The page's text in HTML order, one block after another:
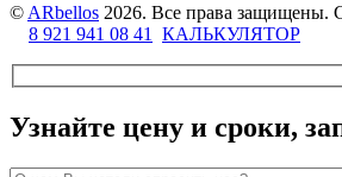
©ARbellos 2026. Все права защищены.
8 921 941 08 41 КАЛЬКУЛЯТОР
Узнайте цену и сроки,